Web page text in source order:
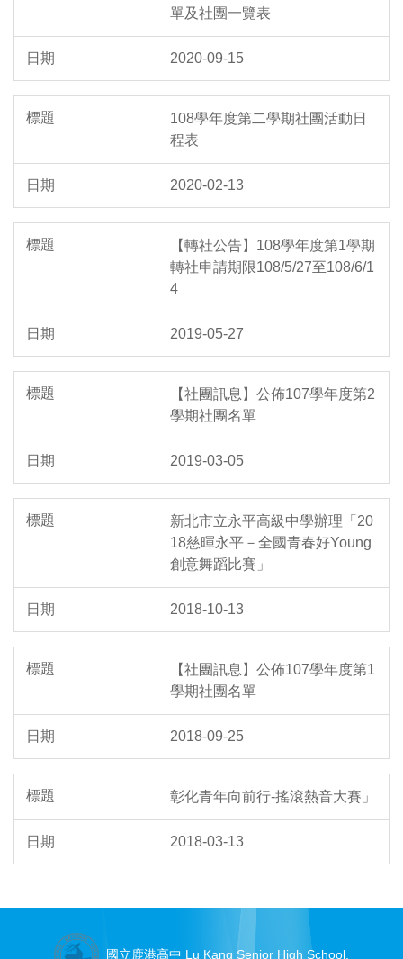
單及社團一覽表
2020-09-15
108學年度第二學期社團活動日
程表
2020-02-13
【轉社公告】108學年度第1學期
轉社申請期限108/5/27至108/6/1
4
2019-05-27
【社團訊息】公佈107學年度第2
學期社團名單
2019-03-05
新北市立永平高級中學辦理「20
18慈暉永平－全國青春好Young
創意舞蹈比賽」
2018-10-13
【社團訊息】公佈107學年度第1
學期社團名單
2018-09-25
彰化青年向前行-搖滾熱音大賽」
2018-03-13
國立鹿港高中 Lu Kang Senior High School.